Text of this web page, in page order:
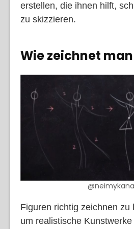
erstellen, die ihnen hilft,
zu skizzieren.
Wie zeichnet
Figuren richtig zeichnen zu
um realistische